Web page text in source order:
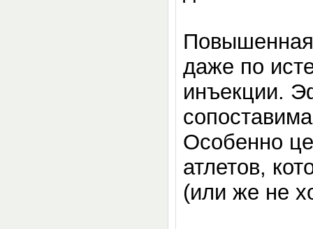
даже по
инъекции.
Особенно
атлетов,
(или же не